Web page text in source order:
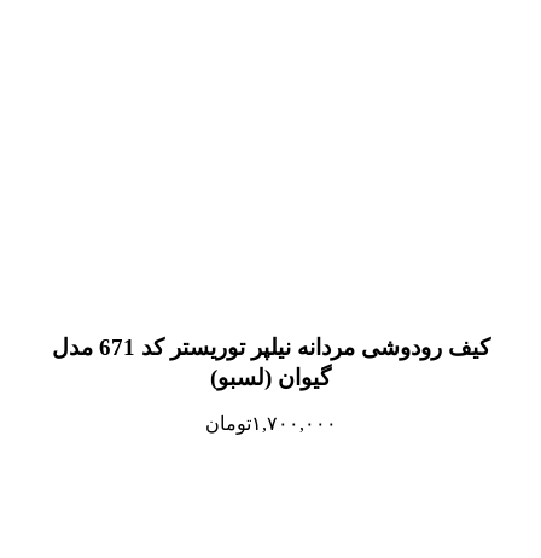
کیف رودوشی مردانه نیلپر توریستر کد 671 مدل
گیوان (لسبو)
۱,۷۰۰,۰۰۰تومان